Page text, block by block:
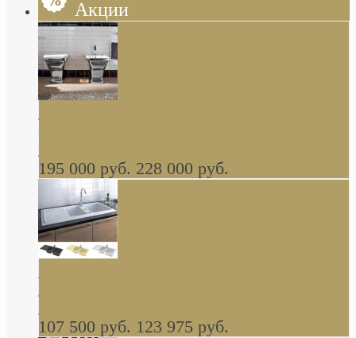
Акции
Butterfly Scarabeo КОМПЛЕКТ санфаянса
глянцевая платина В НАЛИЧИИ
195 000 руб. 228 000 руб.
керамическая мойка 1160 x 510 мм белая,
серая, черная, бежевая В НАЛИЧИИ
107 500 руб. 123 975 руб.